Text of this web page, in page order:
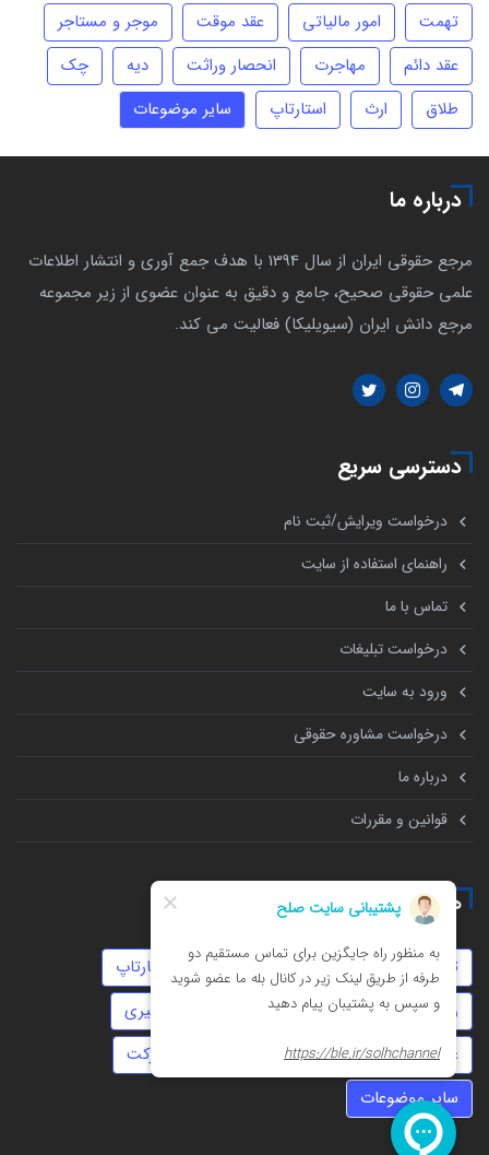
تهمت امور مالیاتی عقد موقت
موجر و مستاجر
عقد دائم
مهاجرت انحصار وراثت دیه
چک
طلاق
ارث استارتاپ سایر موضوعات
درباره ما
مرجع حقوقی ایران از سال 1394 با هدف جمع آوری و انتشار اطلاعات
علمی حقوقی صحیح، جامع و دقیق به عنوان عضوی از زیر مجموعه
مرجع دانش ایران (سیویلیکا) فعالیت می کند.
دسترسی سریع
درخواست ویرایش/ثبت نام
راهنمای استفاده از سایت
تماس با ما
درخواست تبلیغات
ورود به سایت
درخواست مشاوره حقوقی
درباره ما
قوانین و مقررات
همه چیز درباره
تنظیم قرارداد توهین خیانت
استارتاپ
روابط نامشروع
تهمت
زورگیری
عقد موقت
مهریه
ثبت شرکت
سایر موضوعات